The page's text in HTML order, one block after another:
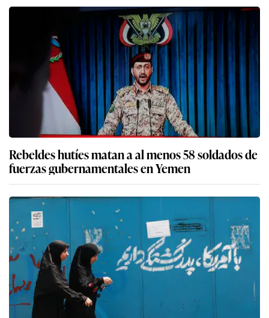
Rebeldes hutíes matan a al menos 58 soldados de
fuerzas gubernamentales en Yemen